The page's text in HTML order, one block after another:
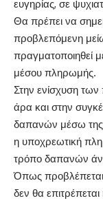
ευγηρίας, σε
Θα πρέπει να
προβλεπόμενη
πραγματοποιηθεί
μέσου πληρωμής.
Στην ενίσχυση
άρα και στην
δαπανών μέσω της
η υποχρεωτική
τρόπο δαπανών
Όπως προβλέπεται
δεν θα